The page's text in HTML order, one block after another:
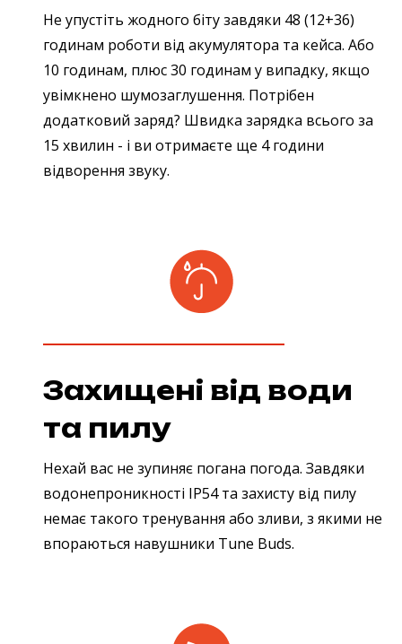
Не упустіть жодного біту завдяки 48 (12+36)
годинам роботи від акумулятора та кейса. Або
10 годинам, плюс 30 годинам у випадку, якщо
увімкнено шумозаглушення. Потрібен
додатковий заряд? Швидка зарядка всього за
15 хвилин - і ви отримаєте ще 4 години
відворення звуку.
Захищені від води
та пилу
Нехай вас не зупиняє погана погода. Завдяки
водонепроникності IP54 та захисту від пилу
немає такого тренування або зливи, з якими не
впораються навушники Tune Buds.